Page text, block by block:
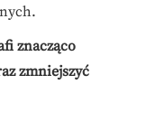
znacząco
zmniejszyć